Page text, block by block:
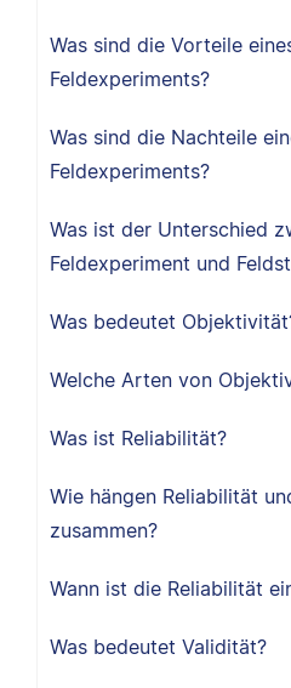
Was sind die Vorteile
Feldexperiments?
Was sind die Nachteile
Feldexperiments?
Was ist der Unterschied
Feldexperiment und
Was bedeutet
Welche Arten von
Was ist Reliabilität?
Wie hängen Reliabilität
zusammen?
Wann ist die Reliabilität
Was bedeutet Validität?